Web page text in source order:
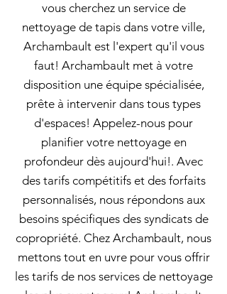
vous cherchez un service de
nettoyage de tapis dans votre ville,
Archambault est l'expert qu'il vous
faut! Archambault met à votre
disposition une équipe spécialisée,
prête à intervenir dans tous types
d'espaces! Appelez-nous pour
planifier votre nettoyage en
profondeur dès aujourd'hui!. Avec
des tarifs compétitifs et des forfaits
personnalisés, nous répondons aux
besoins spécifiques des syndicats de
copropriété. Chez Archambault, nous
mettons tout en uvre pour vous offrir
les tarifs de nos services de nettoyage